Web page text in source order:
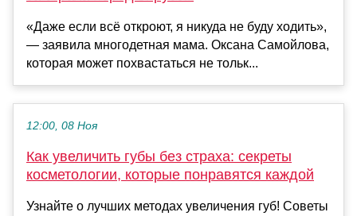
«Даже если всё откроют, я никуда не буду ходить»,
— заявила многодетная мама. Оксана Самойлова,
которая может похвастаться не тольк...
12:00, 08 Ноя
Как увеличить губы без страха: секреты
косметологии, которые понравятся каждой
Узнайте о лучших методах увеличения губ! Советы